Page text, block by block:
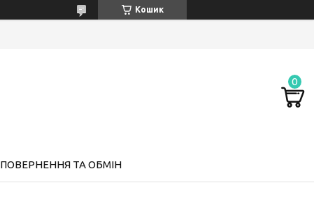
Кошик
ПОВЕРНЕННЯ ТА ОБМІН